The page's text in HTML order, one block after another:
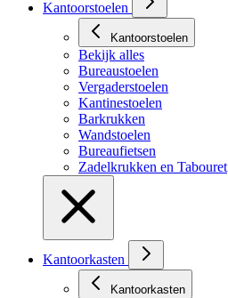
Kantoorstoelen
Kantoorstoelen
Bekijk alles
Bureaustoelen
Vergaderstoelen
Kantinestoelen
Barkrukken
Wandstoelen
Bureaufietsen
Zadelkrukken en Tabouret
Kantoorkasten
Kantoorkasten